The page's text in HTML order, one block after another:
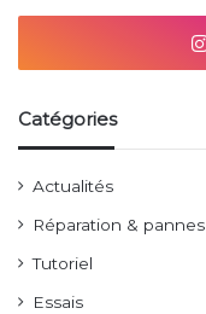
Catégories
Actualités
Réparation & pannes
Tutoriel
Essais